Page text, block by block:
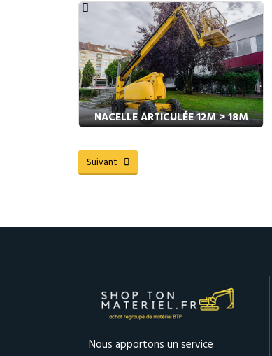
NACELLE ARTICULÉE 12M > 18M
Suivant
Nous apportons un service